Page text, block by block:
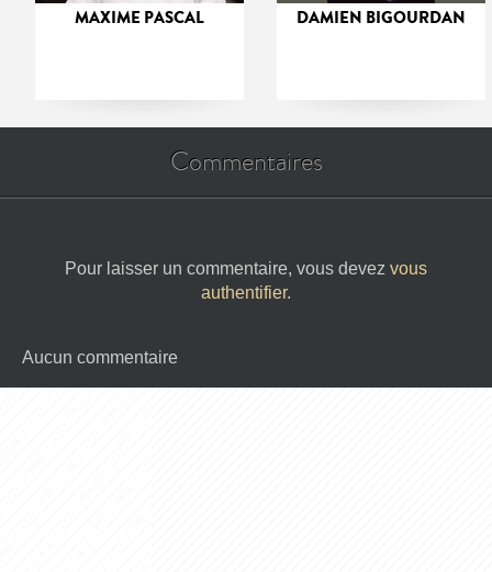
MAXIME PASCAL DAMIEN BIGOURDAN
Commentaires
Pour laisser un commentaire, vous devez vous
authentifier.
Aucun commentaire